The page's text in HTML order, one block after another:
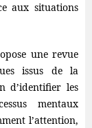
aux situations
une revue
issus de la
d’identifier les
mentaux
l’attention,